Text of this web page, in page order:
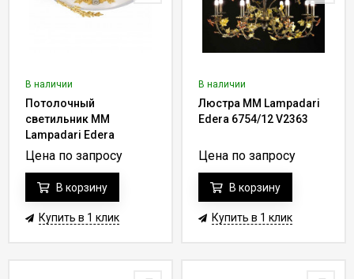
В наличии
Потолочный
светильник MM
Lampadari Edera
6577/P4 V1679
Цена по запросу
В корзину
Купить в 1 клик
В наличии
Люстра MM Lampadari
Edera 6754/12 V2363
Цена по запросу
В корзину
Купить в 1 клик